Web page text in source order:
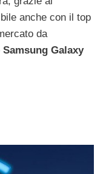
anche con il top
da
Samsung Galaxy